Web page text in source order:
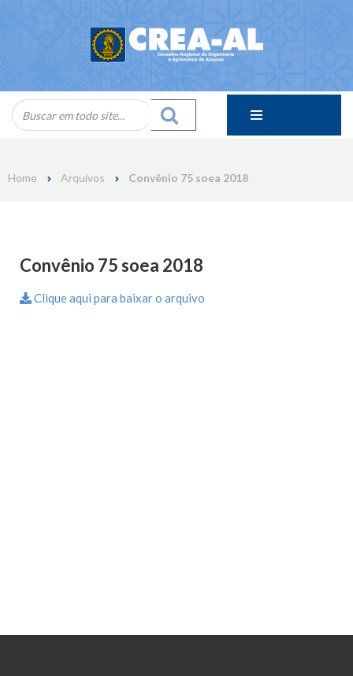
Home Arquivos Convênio 75 soea 2018
Convênio 75 soea 2018
Clique aqui para baixar o arquivo